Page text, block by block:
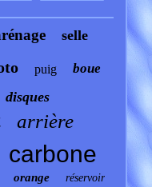
selle
puig boue
disques
arrière
carbone
orange réservoir